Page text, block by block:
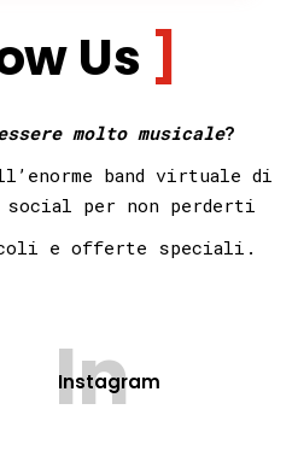
Us
molto musicale?
band virtuale di
social per non perderti
e offerte speciali.
In
Instagram